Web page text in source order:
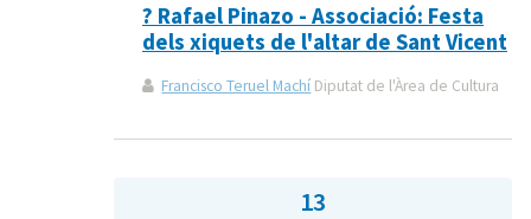
? Rafael Pinazo - Associació: Festa
dels xiquets de l'altar de Sant Vicent
Francisco Teruel Machí Diputat de l'Àrea de Cultura
13